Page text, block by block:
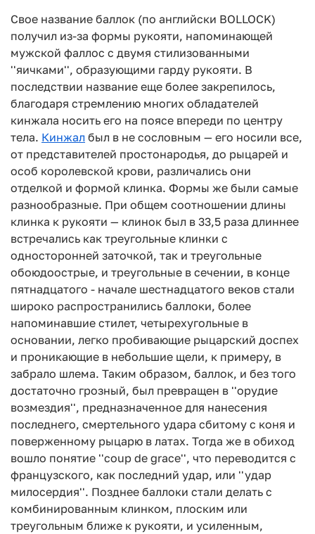
Свое название баллок (по английски BOLLOCK)
получил из-за формы рукояти, напоминающей
мужской фаллос с двумя стилизованными
''яичками'', образующими гарду рукояти. В
последствии название еще более закрепилось,
благодаря стремлению многих обладателей
кинжала носить его на поясе впереди по центру
тела. Кинжал был в не сословным — его носили все,
от представителей простонародья, до рыцарей и
особ королевской крови, различались они
отделкой и формой клинка. Формы же были самые
разнообразные. При общем соотношении длины
клинка к рукояти — клинок был в 3­3,5 раза длиннее
встречались как треугольные клинки с
односторонней заточкой, так и треугольные
обоюдоострые, и треугольные в сечении, в конце
пятнадцатого - начале шестнадцатого веков стали
широко распространились баллоки, более
напоминавшие стилет, четырехугольные в
основании, легко пробивающие рыцарский доспех
и проникающие в небольшие щели, к примеру, в
забрало шлема. Таким образом, баллок, и без того
достаточно грозный, был превращен в ''орудие
возмездия'', предназначенное для нанесения
последнего, смертельного удара сбитому с коня и
поверженному рыцарю в латах. Тогда же в обиход
вошло понятие ''coup de grace'', что переводится с
французского, как последний удар, или ''удар
милосердия''. Позднее баллоки стали делать с
комбинированным клинком, плоским или
треугольным ближе к рукояти, и усиленным,